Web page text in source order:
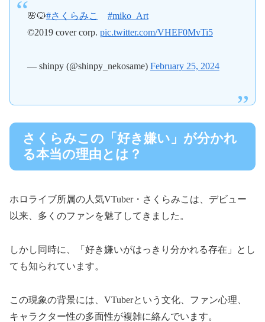
🌸🐱#さくらみこ
#miko_Art
©2019 cover corp. pic.twitter.com/VHEF0MvTi5
— shinpy (@shinpy_nekosame) February 25, 2024
さくらみこの「好き嫌い」が分かれ
る本当の理由とは？
ホロライブ所属の人気VTuber・さくらみこは、デビュー
以来、多くのファンを魅了してきました。
しかし同時に、「好き嫌いがはっきり分かれる存在」とし
ても知られています。
この現象の背景には、VTuberという文化、ファン心理、
キャラクター性の多面性が複雑に絡んでいます。